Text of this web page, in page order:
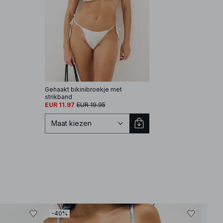
Gehaakt bikinibroekje met
strikband
EUR 11.97 EUR 19.95
XS
Maat kiezen
-40%